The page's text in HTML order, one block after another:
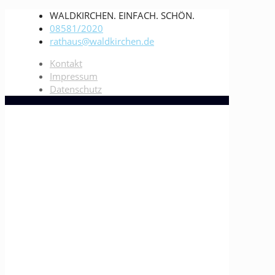
WALDKIRCHEN. EINFACH. SCHÖN.
08581/2020
rathaus@waldkirchen.de
Kontakt
Impressum
Datenschutz